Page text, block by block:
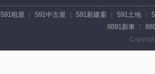
591租屋 591中古屋 591新建案 591土地
8891新車